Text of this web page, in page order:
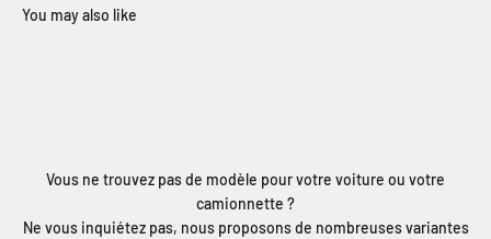
Vous ne trouvez pas de modèle pour votre voiture ou votre
camionnette ?
Ne vous inquiétez pas, nous proposons de nombreuses variantes